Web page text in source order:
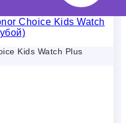
Kids Watch Plus